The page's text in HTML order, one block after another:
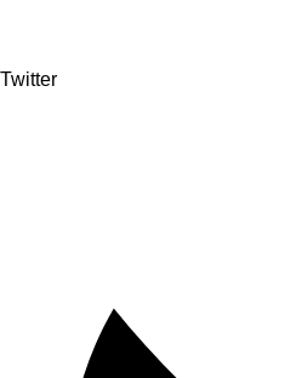
Twitter